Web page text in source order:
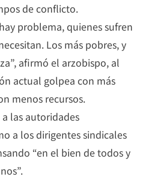
de conflicto.
problema, quienes sufren
Los más pobres, y
afirmó el arzobispo, al
actual golpea con más
menos recursos.
las autoridades
a los dirigentes sindicales
“en el bien de todos y